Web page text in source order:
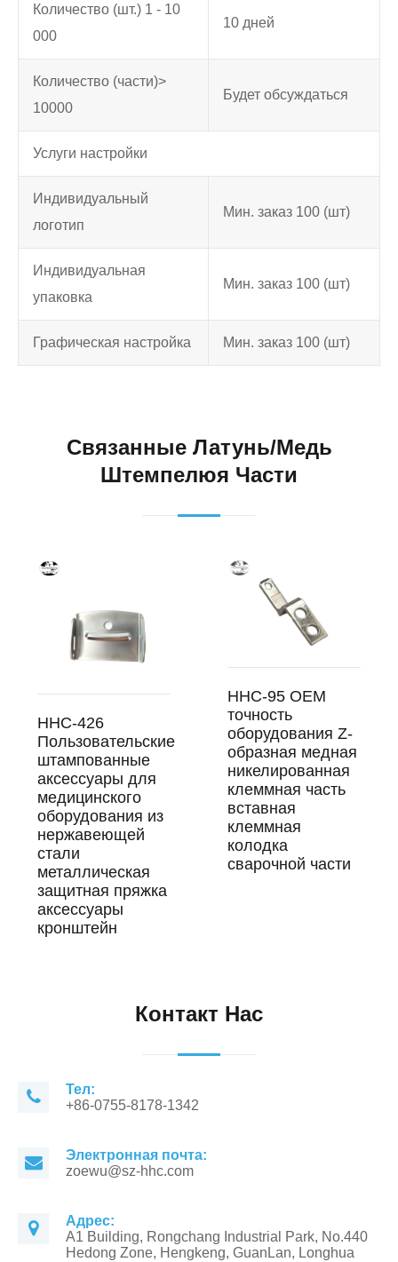
Количество (шт.) 1 - 10
000
10 дней
Количество (части)>
10000
Будет обсуждаться
Услуги настройки
Индивидуальный
логотип
Мин. заказ 100 (шт)
Индивидуальная
упаковка
Мин. заказ 100 (шт)
Графическая настройка Мин. заказ 100 (шт)
Связанные Латунь/Медь
Штемпелюя Части
HHC-426
Пользовательские
штампованные
аксессуары для
медицинского
оборудования из
нержавеющей
стали
металлическая
защитная пряжка
аксессуары
кронштейн
HHC-95 OEM
точность
оборудования Z-
образная медная
никелированная
клеммная часть
вставная
клеммная
колодка
сварочной части
Контакт Нас
Тел:
+86-0755-8178-1342
Электронная почта:
zoewu@sz-hhc.com
Адрес:
A1 Building, Rongchang Industrial Park, No.440
Hedong Zone, Hengkeng, GuanLan, Longhua